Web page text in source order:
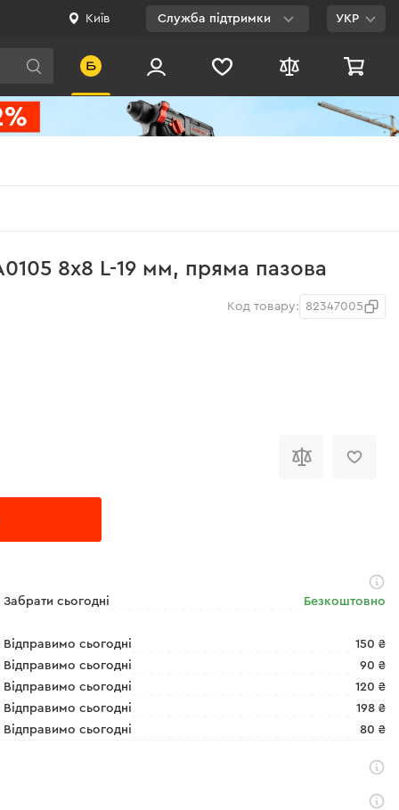
Київ Служба підтримки
Viber
Безкоштовно по
УКР
8x8 L-19 мм, пряма пазова
Код товару: 82347005
Забрати сьогодні
Безкоштовно
Відправимо сьогодні
150 ₴
Відправимо сьогодні
90 ₴
Відправимо сьогодні
120 ₴
Відправимо сьогодні
198 ₴
Відправимо сьогодні 80 ₴